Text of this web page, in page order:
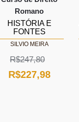
Romano
HISTÓRIA E
FONTES
SILVIO MEIRA
R$247,80
O
R$227,98O